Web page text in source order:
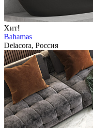
Хит!
Bahamas
Delacora, Россия